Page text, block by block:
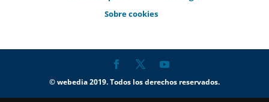
Sobre cookies
© webedia 2019. Todos los derechos reservados.